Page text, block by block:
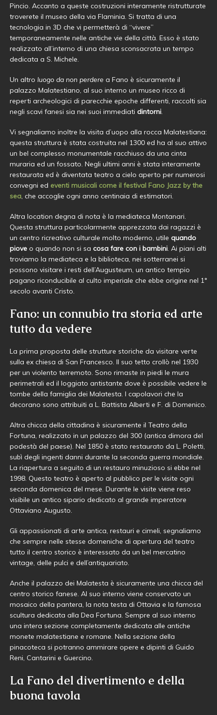
Pincio. Accanto a queste costruzioni interamente ristrutturate
troverete il museo della via Flaminia. Si tratta di una
tecnologia in 3D che vi permetterà di “vivere”
temporaneamente nelle antiche vie della città. Esso è stato
realizzato all’interno di una chiesa sconsacrata un tempo
dedicata a S. Michele.
Un altro luogo da non perdere a Fano è sicuramente il
palazzo Malatestiano, al suo interno un museo ricco di
reperti archeologici di parecchie epoche differenti, raccolti sia
negli scavi fanesi sia nei suoi immediati dintorni.
Vi segnaliamo inoltre la visita d’uopo alla rocca Malatestiana:
questa struttura è stata costruita nel 1300 ed ha al suo attivo
un bel complesso monumentale racchiuso da una cinta
muraria ed un fossato. Negli ultimi anni è stata interamente
restaurata ed è diventata teatro a cielo aperto per numerosi
convegni ed eventi musicali come il festival Fano Jazz by the
sea, che accoglie ogni anno centinaia di estimatori.
Altra location degna di nota è la mediateca Montanari.
Questa struttura particolarmente apprezzata dai ragazzi è
un centro ricreativo culturale molto moderno, utile quando
piove o quando non si sa cosa fare con i bambini. Ai piani alti
troviamo la mediateca e la biblioteca, nei sotterranei si
possono visitare i resti dell’Augusteum, un antico tempio
pagano riconducibile al culto imperiale che ebbe origine nel 1°
secolo avanti Cristo.
Fano: un connubio tra storia ed arte
tutto da vedere
La prima proposta delle strutture storiche da visitare verte
sulla ex chiesa di San Francesco. Il suo tetto crollò nel 1930
per un violento terremoto. Sono rimaste in piedi le mura
perimetrali ed il loggiato antistante dove è possibile vedere le
tombe della famiglia dei Malatesta. I capolavori che la
decorano sono attribuiti a L. Battista Alberti e F. di Domenico.
Altra chicca della cittadina è sicuramente il Teatro della
Fortuna, realizzato in un palazzo del 300 (antica dimora del
podestà del paese). Nel 1850 è stato restaurato da L. Poletti,
subì degli ingenti danni durante la seconda guerra mondiale.
La riapertura a seguito di un restauro minuzioso si ebbe nel
1998. Questo teatro è aperto al pubblico per le visite ogni
seconda domenica del mese. Durante le visite viene reso
visibile un antico sipario dedicato al grande imperatore
Ottaviano Augusto.
Gli appassionati di arte antica, restauri e cimeli, segnaliamo
che sempre nelle stesse domeniche di apertura del teatro
tutto il centro storico è interessato da un bel mercatino
vintage, delle pulci e dell’antiquariato.
Anche il palazzo dei Malatesta è sicuramente una chicca del
centro storico fanese. Al suo interno viene conservato un
mosaico della pantera, la nota testa di Ottavia e la famosa
scultura dedicata alla Dea Fortuna. Sempre al suo interno
una intera sezione completamente dedicata alle antiche
monete malatestiane e romane. Nella sezione della
pinacoteca si potranno ammirare opere e dipinti di Guido
Reni, Cantarini e Guercino.
La Fano del divertimento e della
buona tavola